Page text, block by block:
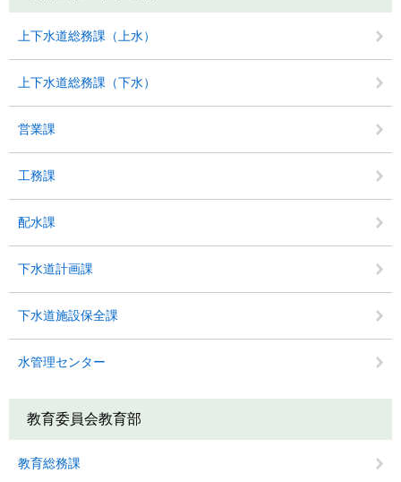
上下水道総務課（上水）
上下水道総務課（下水）
営業課
工務課
配水課
下水道計画課
下水道施設保全課
水管理センター
教育委員会教育部
教育総務課